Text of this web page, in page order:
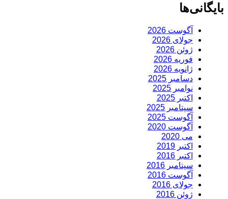
بایگانی‌ها
آگوست 2026
جولای 2026
ژوئن 2026
فوریه 2026
ژانویه 2026
دسامبر 2025
نوامبر 2025
اکتبر 2025
سپتامبر 2025
آگوست 2025
آگوست 2020
می 2020
اکتبر 2019
اکتبر 2016
سپتامبر 2016
آگوست 2016
جولای 2016
ژوئن 2016